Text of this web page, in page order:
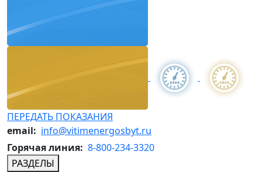
ПЕРЕДАТЬ ПОКАЗАНИЯ
email: info@vitimenergosbyt.ru
Горячая линия: 8-800-234-3320
РАЗДЕЛЫ